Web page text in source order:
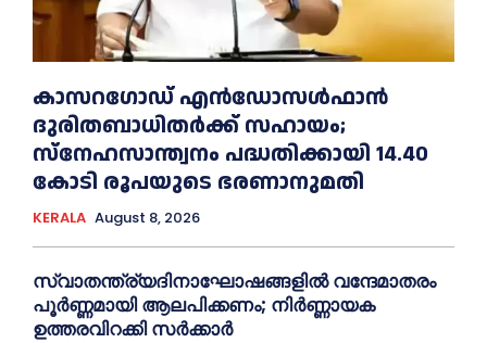
കാസറഗോഡ് എന്‍ഡോസള്‍ഫാന്‍
ദുരിതബാധിതര്‍ക്ക് സഹായം;
സ്‌നേഹസാന്ത്വനം പദ്ധതിക്കായി 14.40
കോടി രൂപയുടെ ഭരണാനുമതി
KERALA August 8, 2026
സ്വാതന്ത്ര്യദിനാഘോഷങ്ങളില്‍ വന്ദേമാതരം
പൂര്‍ണ്ണമായി ആലപിക്കണം; നിര്‍ണ്ണായക
ഉത്തരവിറക്കി സര്‍ക്കാര്‍